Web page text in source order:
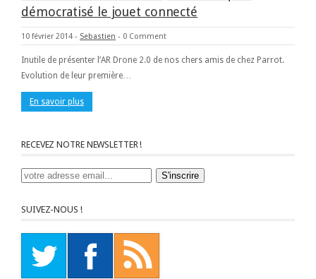
démocratisé le jouet connecté
10 février 2014 - Sebastien - 0 Comment
Inutile de présenter l’AR Drone 2.0 de nos chers amis de chez Parrot.
Evolution de leur première…
En savoir plus
RECEVEZ NOTRE NEWSLETTER !
SUIVEZ-NOUS !